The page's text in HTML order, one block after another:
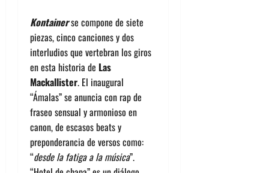
Kontainerse compone de siete
piezas, cinco canciones y dos
interludios que vertebran los giros
en esta historia de Las
Mackallister. El inaugural
“Ámalas” se anuncia con rap de
fraseo sensual y armonioso en
canon, de escasos beats y
preponderancia de versos como:
“desde la fatiga a la música”.